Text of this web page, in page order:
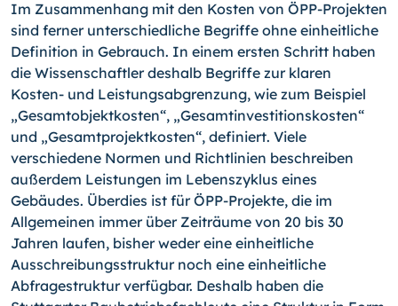
Im Zusammenhang mit den Kosten von ÖPP-Projekten
sind ferner unterschiedliche Begriffe ohne einheitliche
Definition in Gebrauch. In einem ersten Schritt haben
die Wissenschaftler deshalb Begriffe zur klaren
Kosten- und Leistungsabgrenzung, wie zum Beispiel
„Gesamtobjektkosten“, „Gesamtinvestitionskosten“
und „Gesamtprojektkosten“, definiert. Viele
verschiedene Normen und Richtlinien beschreiben
außerdem Leistungen im Lebenszyklus eines
Gebäudes. Überdies ist für ÖPP-Projekte, die im
Allgemeinen immer über Zeiträume von 20 bis 30
Jahren laufen, bisher weder eine einheitliche
Ausschreibungsstruktur noch eine einheitliche
Abfragestruktur verfügbar. Deshalb haben die